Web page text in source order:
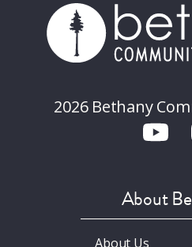
2026 Bethany
About
About Us